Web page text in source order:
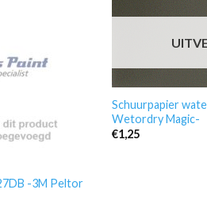
-3M Peltor
Schuurpapier
Wetordry Magic-
€1,25